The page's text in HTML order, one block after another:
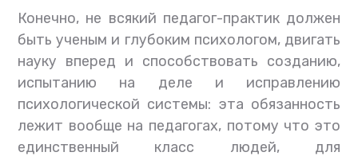
Конечно, не всякий педагог-практик должен
быть ученым и глубоким психологом, двигать
науку вперед и способствовать созданию,
испытанию на деле и исправлению
психологической системы: эта обязанность
лежит вообще на педагогах, потому что это
единственный класс людей, для